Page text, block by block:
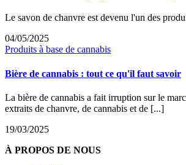
Le savon de chanvre est devenu l'un des
04/05/2025
Produits à base de cannabis
Bière de cannabis : tout ce qu'il faut savoir
La bière de cannabis a fait irruption sur le
extraits de chanvre, de cannabis et de [...]
19/03/2025
À PROPOS DE NOUS